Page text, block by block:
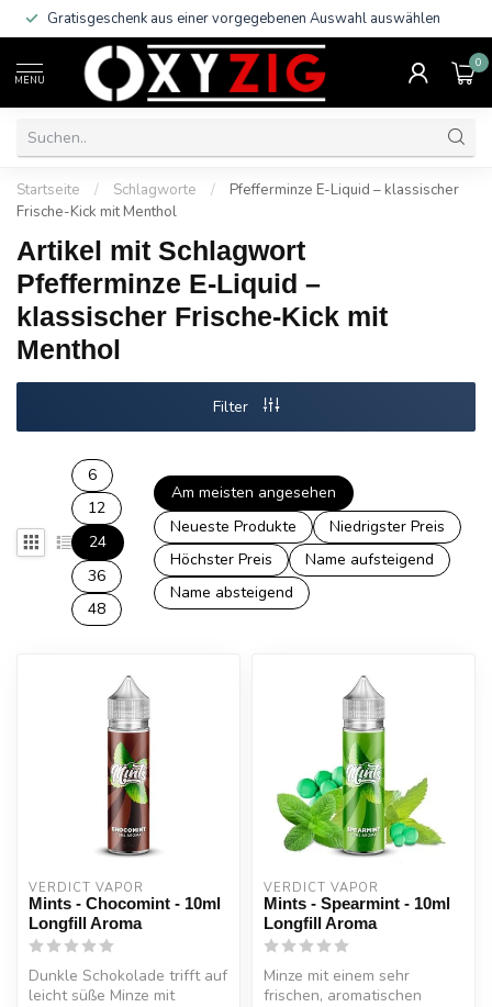
Gratisgeschenk aus einer vorgegebenen Auswahl auswählen
MENU
0
Startseite / Schlagworte /
Pfefferminze E-Liquid – klassischer
Frische-Kick mit Menthol
Artikel mit Schlagwort
Pfefferminze E-Liquid –
klassischer Frische-Kick mit
Menthol
Filter
6
12
24
36
48
Am meisten angesehen
Neueste Produkte
Niedrigster Preis
Höchster Preis
Name aufsteigend
Name absteigend
VERDICT VAPOR
Mints - Chocomint - 10ml
Longfill Aroma
Dunkle Schokolade trifft auf
leicht süße Minze mit
VERDICT VAPOR
Mints - Spearmint - 10ml
Longfill Aroma
Minze mit einem sehr
frischen, aromatischen